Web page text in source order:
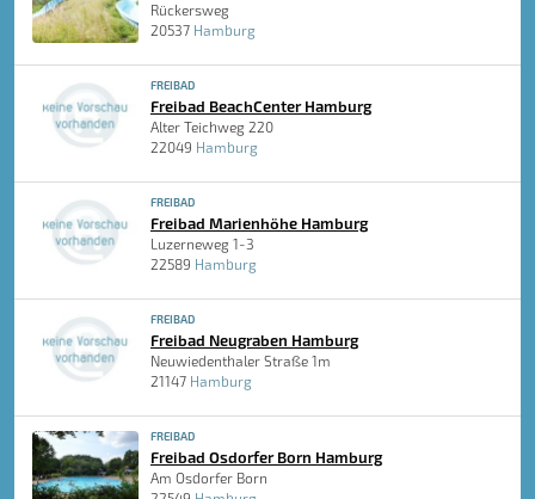
Rückersweg
20537 Hamburg
FREIBAD
Freibad BeachCenter Hamburg
Alter Teichweg 220
22049 Hamburg
FREIBAD
Freibad Marienhöhe Hamburg
Luzerneweg 1-3
22589 Hamburg
FREIBAD
Freibad Neugraben Hamburg
Neuwiedenthaler Straße 1m
21147 Hamburg
FREIBAD
Freibad Osdorfer Born Hamburg
Am Osdorfer Born